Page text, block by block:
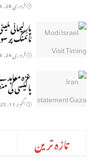
فروری 28, 2026
ٹائمنگ پر
فروری 24, 2026
غزہ
پالیسی کی
اکتوبر 13, 2025
تازہ ترین